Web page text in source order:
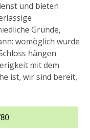
und bieten
Gründe,
womöglich wurde
hängen
mit dem
ist, wir sind bereit,